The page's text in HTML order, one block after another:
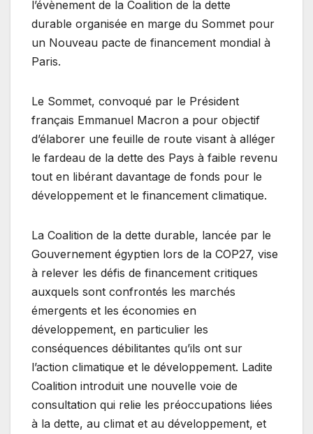
l’évènement de la Coalition de la dette
durable organisée en marge du Sommet pour
un Nouveau pacte de financement mondial à
Paris.
Le Sommet, convoqué par le Président
français Emmanuel Macron a pour objectif
d’élaborer une feuille de route visant à alléger
le fardeau de la dette des Pays à faible revenu
tout en libérant davantage de fonds pour le
développement et le financement climatique.
La Coalition de la dette durable, lancée par le
Gouvernement égyptien lors de la COP27, vise
à relever les défis de financement critiques
auxquels sont confrontés les marchés
émergents et les économies en
développement, en particulier les
conséquences débilitantes qu’ils ont sur
l’action climatique et le développement. Ladite
Coalition introduit une nouvelle voie de
consultation qui relie les préoccupations liées
à la dette, au climat et au développement, et